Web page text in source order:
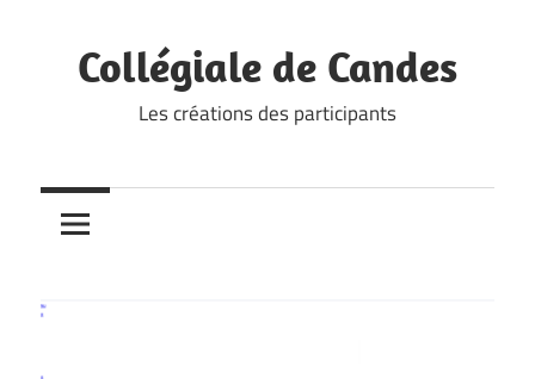
contentCollégiale de Candes
Les créations des participants